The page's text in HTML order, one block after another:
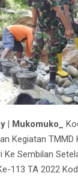
| Mukomuko_
Kegiatan TMMD
Ke Sembilan
113 TA 2022